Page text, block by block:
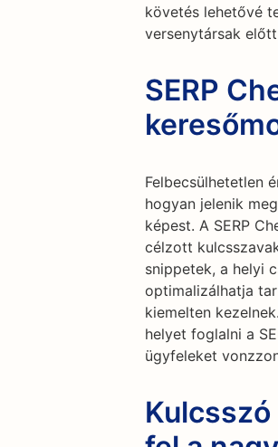
követés lehetővé
versenytársak
SERP
Felbecsülhetetlen
hogyan jelenik
képest. A SERP
célzott
snippetek, a helyi
optimalizálhatja
kiemelten
helyet foglalni a
ügyfeleket